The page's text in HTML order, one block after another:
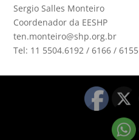
Sergio Salles Monteiro
Coordenador da EESHP
ten.monteiro@shp.org.br
Tel: 11 5504.6192 / 6166 / 6155